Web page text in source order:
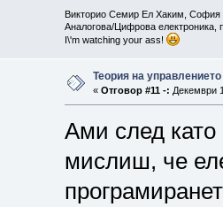
Викторио Семир Ел Хаким, София
Аналогова/Цифрова електроника,
I\'m watching your ass!
Теория на управлението
« Отговор #11 -: Декември
Ами след
мислиш, че